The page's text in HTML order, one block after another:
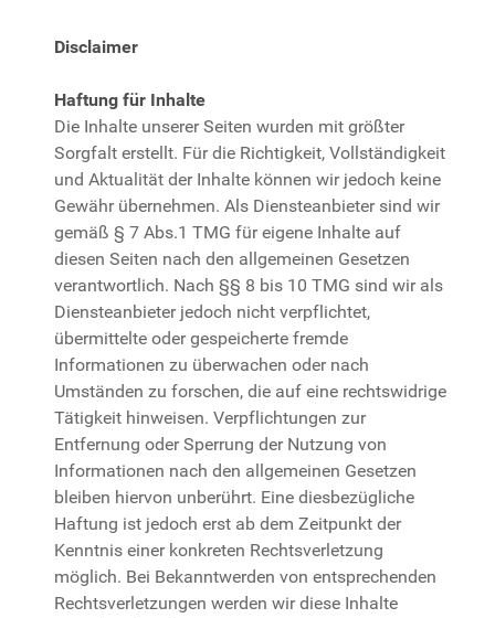
Disclaimer
Haftung für Inhalte
Die Inhalte unserer Seiten wurden mit größter
Sorgfalt erstellt. Für die Richtigkeit, Vollständigkeit
und Aktualität der Inhalte können wir jedoch keine
Gewähr übernehmen. Als Diensteanbieter sind wir
gemäß § 7 Abs.1 TMG für eigene Inhalte auf
diesen Seiten nach den allgemeinen Gesetzen
verantwortlich. Nach §§ 8 bis 10 TMG sind wir als
Diensteanbieter jedoch nicht verpflichtet,
übermittelte oder gespeicherte fremde
Informationen zu überwachen oder nach
Umständen zu forschen, die auf eine rechtswidrige
Tätigkeit hinweisen. Verpflichtungen zur
Entfernung oder Sperrung der Nutzung von
Informationen nach den allgemeinen Gesetzen
bleiben hiervon unberührt. Eine diesbezügliche
Haftung ist jedoch erst ab dem Zeitpunkt der
Kenntnis einer konkreten Rechtsverletzung
möglich. Bei Bekanntwerden von entsprechenden
Rechtsverletzungen werden wir diese Inhalte